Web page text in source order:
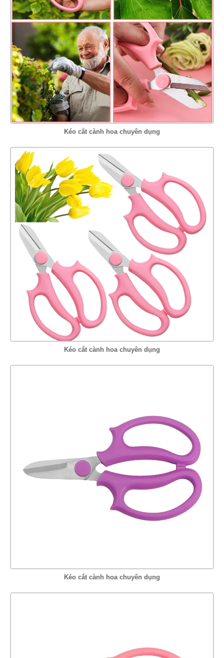
Kéo cắt cành hoa chuyên dụng
Kéo cắt cành hoa chuyên dụng
Kéo cắt cành hoa chuyên dụng